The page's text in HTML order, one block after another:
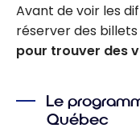
Avant de voir les
réserver des billets
pour trouver des
Le
Québec